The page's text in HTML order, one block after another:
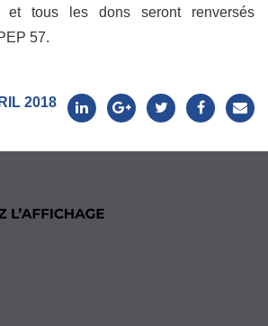
et tous les dons seront renversés
57.
2018